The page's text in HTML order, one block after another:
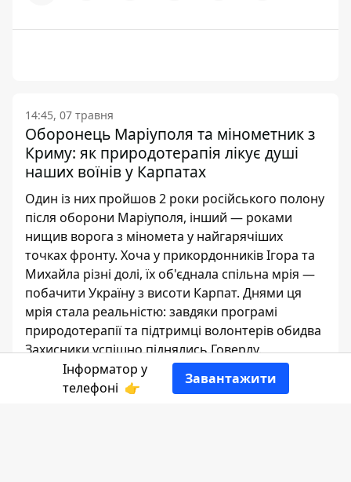
14:45, 07 травня
Оборонець Маріуполя та мінометник з
Криму: як природотерапія лікує душі
наших воїнів у Карпатах
Один із них пройшов 2 роки російського полону
після оборони Маріуполя, інший — роками
нищив ворога з міномета у найгарячіших
точках фронту. Хоча у прикордонників Ігора та
Михайла різні долі, їх об'єднала спільна мрія —
побачити Україну з висоти Карпат. Днями ця
мрія стала реальністю: завдяки програмі
природотерапії та підтримці волонтерів обидва
Захисники успішно піднялись Говерлу.
Єлизавета Яковлєва
ЖУРНАЛІСТ
Інформатор у
телефоні 👉
Завантажити